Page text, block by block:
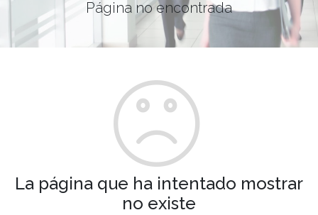
Página no encontrada
La página que ha intentado mostrar
no existe